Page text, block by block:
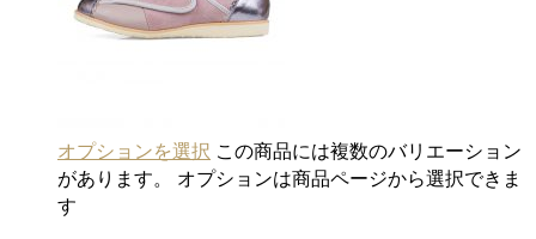
オプションを選択 この商品には複数のバリエーション
があります。 オプションは商品ページから選択できま
す